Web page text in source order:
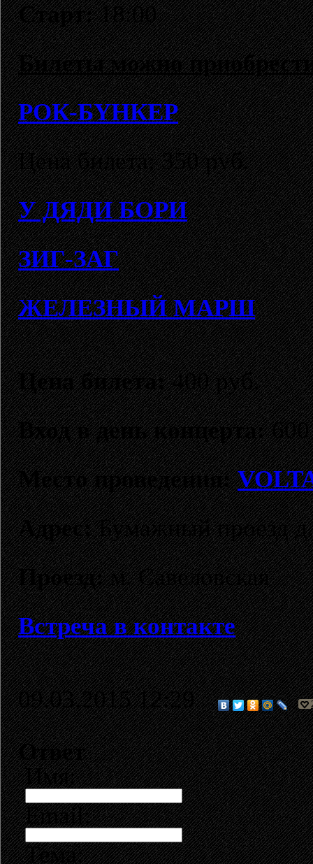
Старт:18:00
Билеты можно
POК-БYНКEP
Цена билета: 350 руб.
У ДЯДИ БOPИ
ЗИГ-ЗAГ
ЖEЛEЗНЫЙ МAPШ
Цена билета:400 руб.
Вход в день концерта:600
Место проведения:
Адрес:Бумажный проезд
Проезд:м. Савеловская
Встреча в контакте
09.03.2015 12:29
Ответ
Имя:
Email:
Тема: